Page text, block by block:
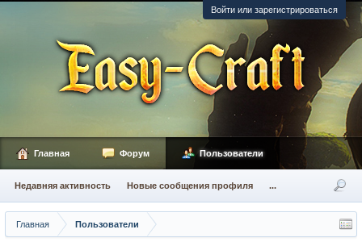
Войти или зарегистрироваться
Главная Пользователи
Главная Форум Пользователи
Недавняя активность Новые сообщения профиля ...